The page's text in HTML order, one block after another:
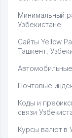
Минимальный
Узбекистане
Сайты Yellow
Ташкент,
Почтовые
Коды и
связи
Курсы валют в